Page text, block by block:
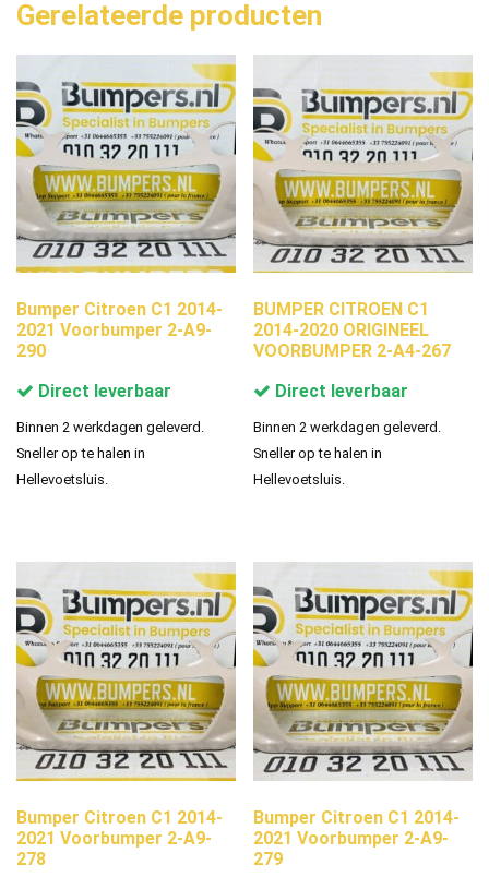
Gerelateerde producten
Bumper Citroen C1 2014-
2021 Voorbumper 2-A9-
290
Direct leverbaar
Binnen 2 werkdagen geleverd.
Sneller op te halen in
Hellevoetsluis.
BUMPER CITROEN C1
2014-2020 ORIGINEEL
VOORBUMPER 2-A4-267
Direct leverbaar
Binnen 2 werkdagen geleverd.
Sneller op te halen in
Hellevoetsluis.
Bumper Citroen C1 2014-
2021 Voorbumper 2-A9-
278
Bumper Citroen C1 2014-
2021 Voorbumper 2-A9-
279